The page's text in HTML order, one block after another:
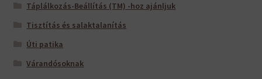
Táplálkozás-Beállítás (TM) -hoz ajánljuk
Tisztítás és salaktalanítás
Úti patika
Várandósoknak